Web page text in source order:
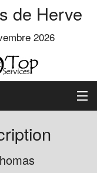
de Herve
2026